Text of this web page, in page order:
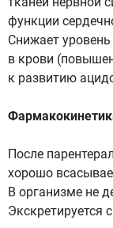
функции
Снижает
в крови
к развитию
После
хорошо
В организме не
Экскретируется